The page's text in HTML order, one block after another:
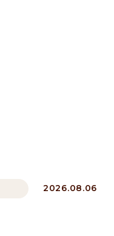
2026.08.06